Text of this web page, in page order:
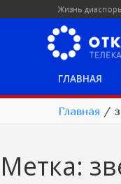
Жизнь
ГЛАВНАЯ
Главная /
Метка: